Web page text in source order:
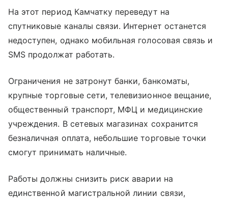
На этот период Камчатку переведут на
спутниковые каналы связи. Интернет останется
недоступен, однако мобильная голосовая связь и
SMS продолжат работать.
Ограничения не затронут банки, банкоматы,
крупные торговые сети, телевизионное вещание,
общественный транспорт, МФЦ и медицинские
учреждения. В сетевых магазинах сохранится
безналичная оплата, небольшие торговые точки
смогут принимать наличные.
Работы должны снизить риск аварии на
единственной магистральной линии связи,